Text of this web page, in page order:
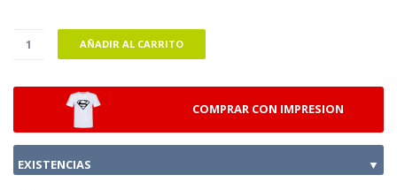
AÑADIR AL CARRITO
COMPRAR CON IMPRESION
EXISTENCIAS ▼